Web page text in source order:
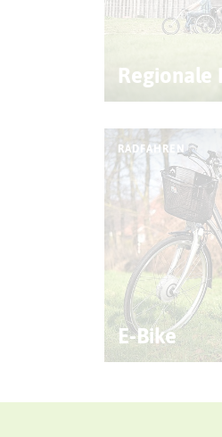
Regionale
RADFAHREN
E-Bike